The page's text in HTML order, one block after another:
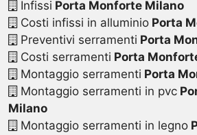
Infissi Porta Monforte Milano
Costi infissi in alluminioPorta
Preventivi serramenti Porta
Costi serramenti Porta
Montaggio serramenti Porta
Montaggio serramenti in pvc
Milano
Montaggio serramenti in legno